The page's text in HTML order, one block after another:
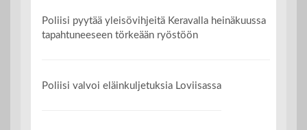
Poliisi pyytää yleisövihjeitä Keravalla heinäkuussa
tapahtuneeseen törkeään ryöstöön
Poliisi valvoi eläinkuljetuksia Loviisassa